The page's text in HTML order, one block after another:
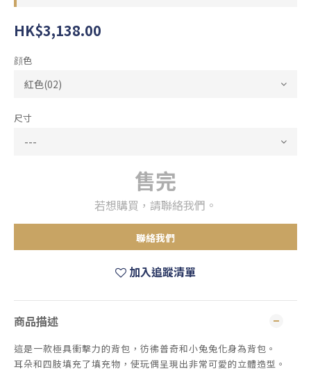
HK$3,138.00
顔色
尺寸
售完
若想購買，請聯絡我們。
聯絡我們
加入追蹤清單
商品描述
這是一款極具衝擊力的背包，彷彿普奇和小兔兔化身為背包。
耳朵和四肢填充了填充物，使玩偶呈現出非常可愛的立體造型。